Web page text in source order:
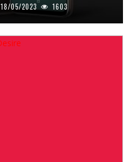
18/05/2023 1603